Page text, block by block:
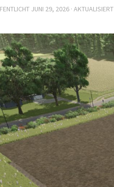
JUNI 29, 2026 · AKTUALISIERT